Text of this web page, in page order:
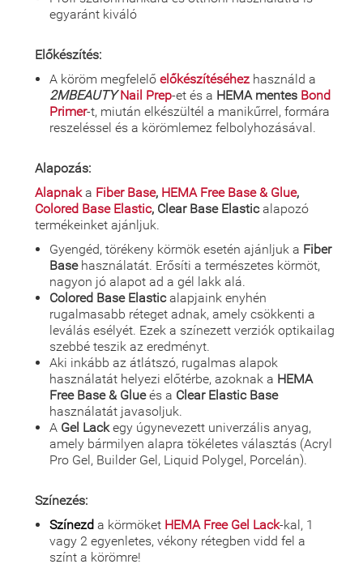
egyaránt kiváló
Előkészítés:
A köröm megfelelő előkészítéséhez használd a
2MBEAUTYNail Prep-et és a HEMA mentes Bond
Primer-t, miután elkészültél a manikűrrel, formára
reszeléssel és a körömlemez felbolyhozásával.
Alapozás:
Alapnaka Fiber Base, HEMA Free Base & Glue,
Colored Base Elastic, Clear Base Elasticalapozó
termékeinket ajánljuk.
Gyengéd, törékeny körmök esetén ajánljuk a Fiber
Basehasználatát. Erősíti a természetes körmöt,
nagyon jó alapot ad a gél lakk alá.
Colored Base Elasticalapjaink enyhén
rugalmasabb réteget adnak, amely csökkenti a
leválás esélyét. Ezek a színezett verziók optikailag
szebbé teszik az eredményt.
Aki inkább az átlátszó, rugalmas alapok
használatát helyezi előtérbe, azoknak a HEMA
Free Base & Glueés a Clear Elastic Base
használatát javasoljuk.
A Gel Lackegy úgynevezett univerzális anyag,
amely bármilyen alapra tökéletes választás (Acryl
Pro Gel, Builder Gel, Liquid Polygel, Porcelán).
Színezés:
Színezd a körmöket HEMA Free Gel Lack-kal, 1
vagy 2 egyenletes, vékony rétegben vidd fel a
színt a körömre!